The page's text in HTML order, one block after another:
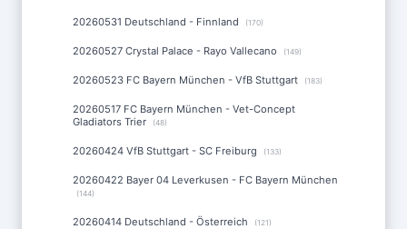
20260531 Deutschland - Finnland (170)
20260527 Crystal Palace - Rayo Vallecano (149)
20260523 FC Bayern München - VfB Stuttgart (183)
20260517 FC Bayern München - Vet-Concept
Gladiators Trier
(48)
20260424 VfB Stuttgart - SC Freiburg (133)
20260422 Bayer 04 Leverkusen - FC Bayern München
(144)
20260414 Deutschland - Österreich (121)